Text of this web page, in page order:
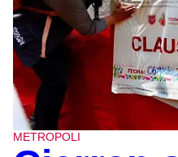
METROPOLI